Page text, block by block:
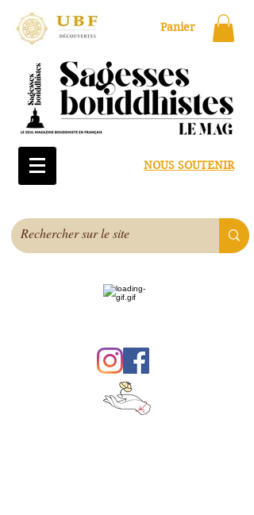
Panier
NOUS SOUTENIR